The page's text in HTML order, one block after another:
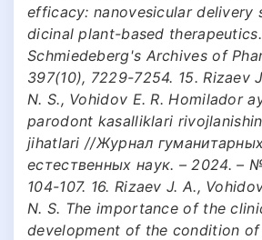
efficacy: nanovesicular delivery
dicinal plant-based
Schmiedeberg's Archives of
397(10), 7229-7254. 15. Rizaev
N. S., Vohidov E. R. Homilador
parodont kasalliklari
jihatlari //Журнал
естественных наук. – 2024. –
104-107. 16. Rizaev J. A.,
N. S. The importance of the
development of the condition